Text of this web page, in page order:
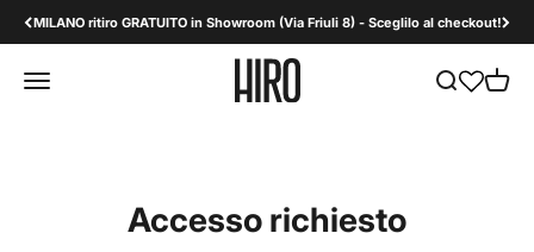
MILANO ritiro GRATUITO in Showroom (Via Friuli 8) - Sceglilo al checkout!
Apri il menu di navigazione HiroDesign B2B Mostra il
Accesso richiesto